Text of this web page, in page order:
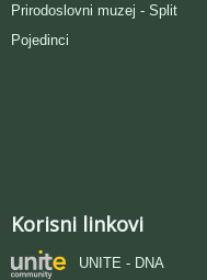
Prirodoslovni muzej - Split
Pojedinci
Korisni linkovi
UNITE - DNA